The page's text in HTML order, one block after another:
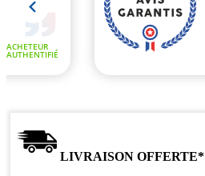
LIVRAISON OFFERTE*